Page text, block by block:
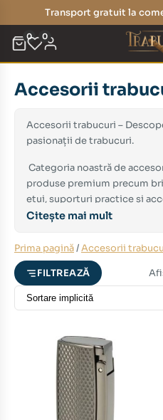
Transport gratuit la
0 0
Accesorii
Accesorii trabucuri –
pasionații de trabucuri.
Categoria noastră de
produse premium precum
etui, suporturi practice și
Toate sunt selectate pentru a
exigente cerințe.
Citește mai mult
Prima pagină/Accesorii
FILTREAZĂ